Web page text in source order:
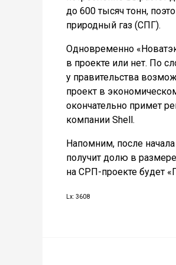
до 600 тысяч тонн,
природный газ (СПГ).
Одновременно
в проекте или нет. По
у правительства
проект в
окончательно примет
компании Shell.
Напомним, после
получит долю в
на СРП-проекте будет
Lx: 3608